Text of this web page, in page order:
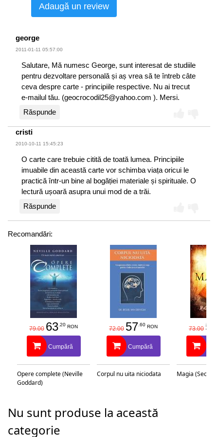
pentru sine lucrările lui Hegel și Emerson. În scrierea
Planul de acțiune din cadrul acestei lucrări a fost dedus
din concluziile filozofiei; a fost testat în întregime și se
bazează pe testul suprem al experimentului practic;
funcționează. În cazul în care doriți să aflați cum am ajuns
la aceste concluzii, citiți lucrările autorilor menționați mai
sus; dacă doriți să culegeți fructele filozofiei lor în practică,
Autorul
Adaugă un review
george
2011-01-11 05:57:00
Salutare, Mă numesc George, sunt interesat de studiile
pentru dezvoltare personală și aș vrea să te întreb câte
ceva despre carte - principiile respective. Nu ai trecut
e-mailul tău. (geocrocodil25@yahoo.com ). Mersi.
Răspunde
cristi
2010-10-11 15:45:23
O carte care trebuie citită de toată lumea. Principiile
imuabile din această carte vor schimba viața oricui le
practică într-un bine al bogăției materiale și spirituale. O
lectură ușoară asupra unui mod de a trăi.
Răspunde
Recomandări:
79.00 63.20 RON
Cumpără
Opere complete (Neville
Goddard)
72.00 57.60 RON
Cumpără
Corpul nu uita niciodata
73.00 58
Magia
Nu sunt produse la această
categorie